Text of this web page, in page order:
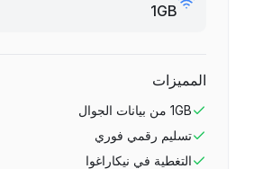
1GB
المميزات
1GB من بيانات الجوال
تسليم رقمي فوري
التغطية في نيكاراغوا